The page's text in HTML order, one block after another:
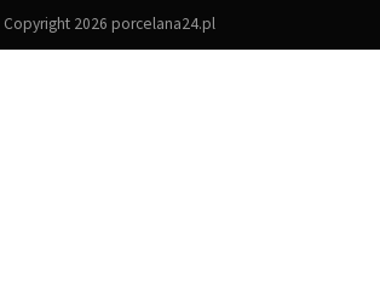
Copyright 2026 porcelana24.pl